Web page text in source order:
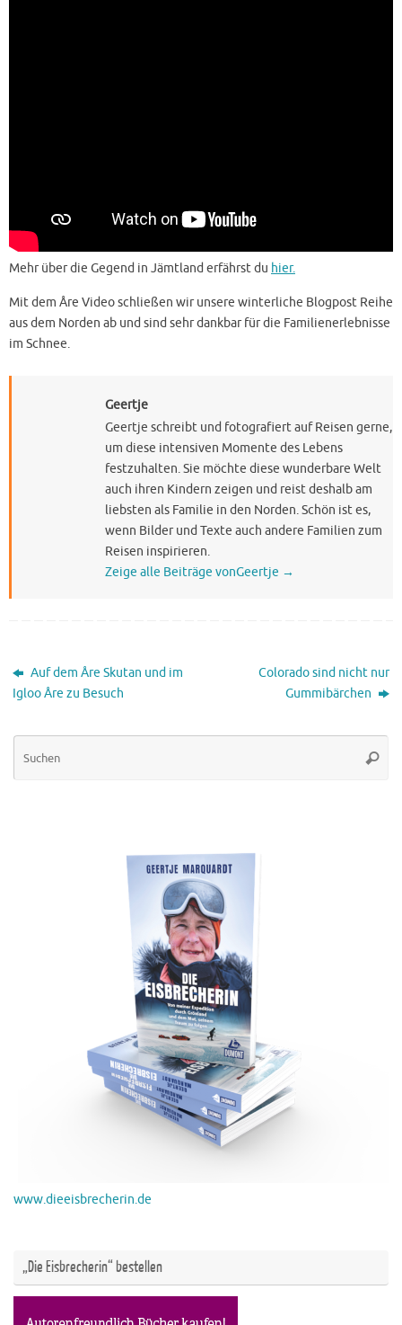
Mehr über die Gegend in Jämtland erfährst du hier.
Mit dem Åre Video schließen wir unsere winterliche Blogpost Reihe
aus dem Norden ab und sind sehr dankbar für die Familienerlebnisse
im Schnee.
Geertje
Geertje schreibt und fotografiert auf Reisen gerne,
um diese intensiven Momente des Lebens
festzuhalten. Sie möchte diese wunderbare Welt
auch ihren Kindern zeigen und reist deshalb am
liebsten als Familie in den Norden. Schön ist es,
wenn Bilder und Texte auch andere Familien zum
Reisen inspirieren.
Zeige alle Beiträge vonGeertje →
Auf dem Åre Skutan und im
Igloo Åre zu Besuch
Colorado sind nicht nur
Gummibärchen
www.dieeisbrecherin.de
„Die Eisbrecherin“ bestellen